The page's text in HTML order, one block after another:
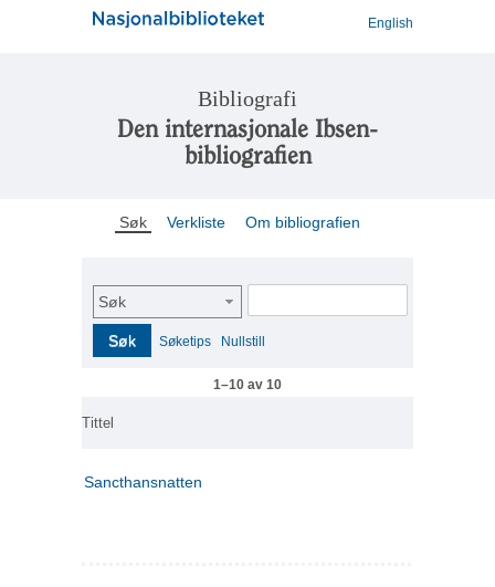
English
Bibliografi
Den internasjonale Ibsen-
bibliografien
Søk Verkliste Om bibliografien
Søk
Søk Søketips Nullstill
1–10 av 10
Tittel
Sancthansnatten